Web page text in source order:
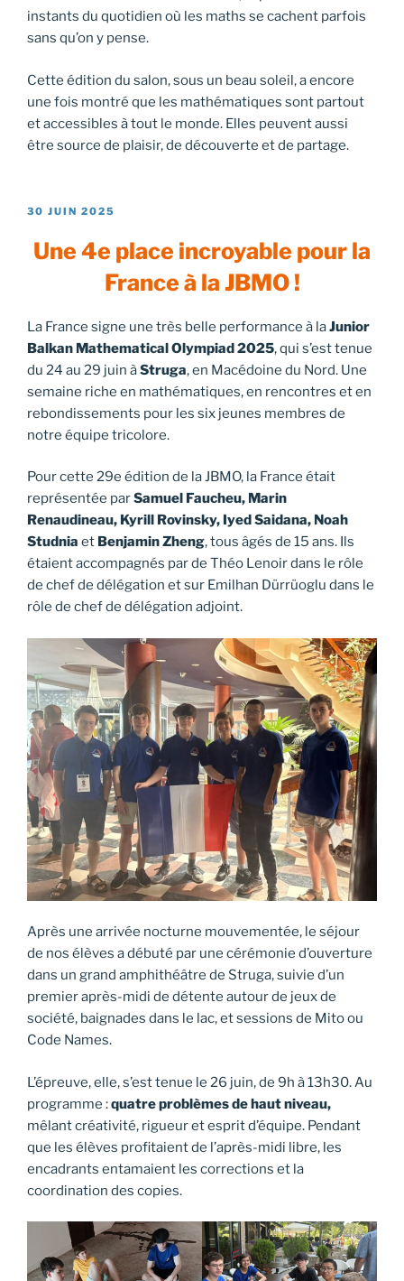
instants du quotidien où les maths se cachent parfois
sans qu’on y pense.
Cette édition du salon, sous un beau soleil, a encore
une fois montré que les mathématiques sont partout
et accessibles à tout le monde. Elles peuvent aussi
être source de plaisir, de découverte et de partage.
PUBLIÉ
30 JUIN 2025
Une 4e place incroyable pour la
France à la JBMO !
La France signe une très belle performance à laJunior
Balkan Mathematical Olympiad 2025, qui s’est tenue
du 24 au 29 juin àStruga, en Macédoine du Nord. Une
semaine riche en mathématiques, en rencontres et en
rebondissements pour les six jeunes membres de
notre équipe tricolore.
Pour cette 29e édition de la JBMO, la France était
représentée parSamuel Faucheu, Marin
Renaudineau, Kyrill Rovinsky, Iyed Saidana, Noah
Studnia et Benjamin Zheng, tous âgés de 15 ans. Ils
étaient accompagnés par de Théo Lenoir dans le rôle
de chef de délégation et sur Emilhan Dürrüoglu dans le
rôle de chef de délégation adjoint.
Après une arrivée nocturne mouvementée, le séjour
de nos élèves a débuté par une cérémonie d’ouverture
dans un grand amphithéâtre de Struga, suivie d’un
premier après-midi de détente autour de jeux de
société, baignades dans le lac, et sessions de Mito ou
Code Names.
L’épreuve, elle, s’est tenue le 26 juin, de 9h à 13h30. Au
programme :quatre problèmes de haut niveau,
mêlant créativité, rigueur et esprit d’équipe. Pendant
que les élèves profitaient de l’après-midi libre, les
encadrants entamaient les corrections et la
coordination des copies.